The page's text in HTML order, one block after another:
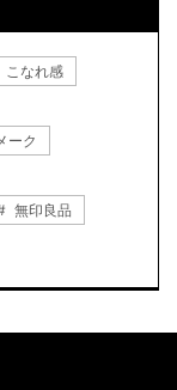
こなれ感
ーク
無印良品